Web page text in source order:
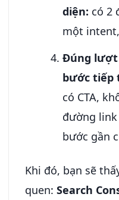
diện: có 2
một
Đúng lượt
bước tiếp
có CTA,
đường
bước gần
Khi đó, bạn sẽ
quen: Search